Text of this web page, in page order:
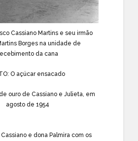
Cassiano Martins e seu irmão
Borges na unidade de
da cana
O açúcar ensacado
ouro de Cassiano e Julieta, em
agosto de 1954
e dona Palmira com os